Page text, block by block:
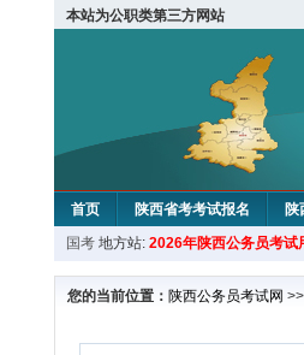
本站为公职类第三方网站
首页 陕西省考考试报名 陕
国考 地方站: 2026年陕西公务员考试
您的当前位置： 陕西公务员考试网 >>